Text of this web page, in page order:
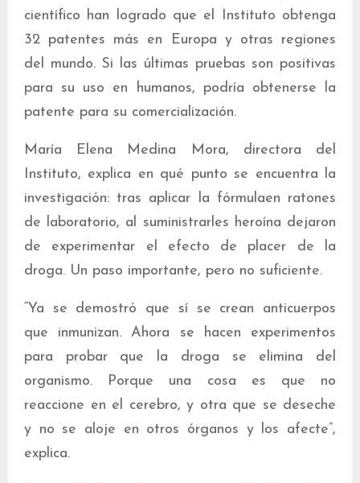
científico han logrado que el Instituto obtenga
32 patentes más en Europa y otras regiones
del mundo. Si las últimas pruebas son positivas
para su uso en humanos, podría obtenerse la
patente para su comercialización.
María Elena Medina Mora, directora del
Instituto, explica en qué punto se encuentra la
investigación: tras aplicar la fórmulaen ratones
de laboratorio, al suministrarles heroína dejaron
de experimentar el efecto de placer de la
droga. Un paso importante, pero no suficiente.
“Ya se demostró que sí se crean anticuerpos
que inmunizan. Ahora se hacen experimentos
para probar que la droga se elimina del
organismo. Porque una cosa es que no
reaccione en el cerebro, y otra que se deseche
y no se aloje en otros órganos y los afecte”,
explica.